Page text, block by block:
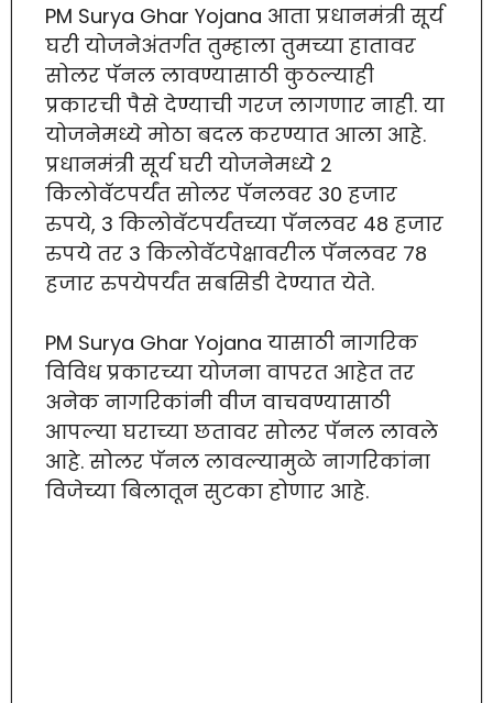
PM Surya Ghar Yojana आता प्रधानमंत्री सूर्य
घरी योजनेअंतर्गत तुम्हाला तुमच्या हातावर
सोलर पॅनल लावण्यासाठी कुठल्याही
प्रकारची पैसे देण्याची गरज लागणार नाही. या
योजनेमध्ये मोठा बदल करण्यात आला आहे.
प्रधानमंत्री सूर्य घरी योजनेमध्ये 2
किलोवॅटपर्यंत सोलर पॅनलवर 30 हजार
रुपये, 3 किलोवॅटपर्यंतच्या पॅनलवर 48 हजार
रुपये तर 3 किलोवॅटपेक्षावरील पॅनलवर 78
हजार रुपयेपर्यंत सबसिडी देण्यात येते.
PM Surya Ghar Yojana यासाठी नागरिक
विविध प्रकारच्या योजना वापरत आहेत तर
अनेक नागरिकांनी वीज वाचवण्यासाठी
आपल्या घराच्या छतावर सोलर पॅनल लावले
आहे. सोलर पॅनल लावल्यामुळे नागरिकांना
विजेच्या बिलातून सुटका होणार आहे.